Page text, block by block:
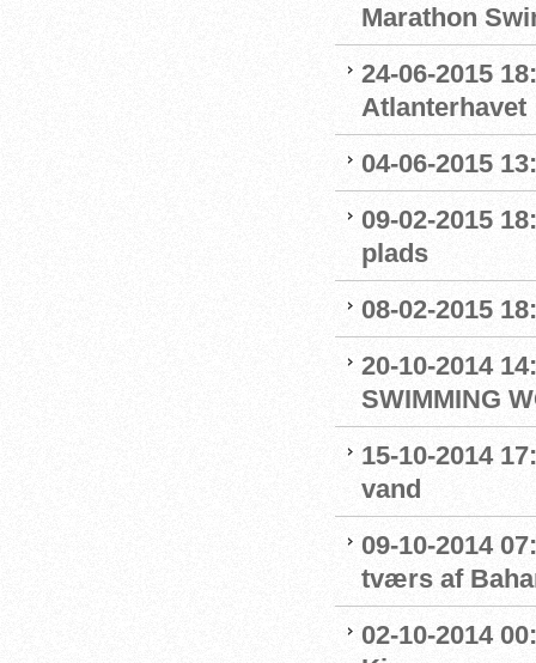
Marathon
24-06-2015
Atlanterhavet
04-06-2015
09-02-2015
plads
08-02-2015
20-10-2014
SWIMMING
15-10-2014
vand
09-10-2014
tværs af
02-10-2014